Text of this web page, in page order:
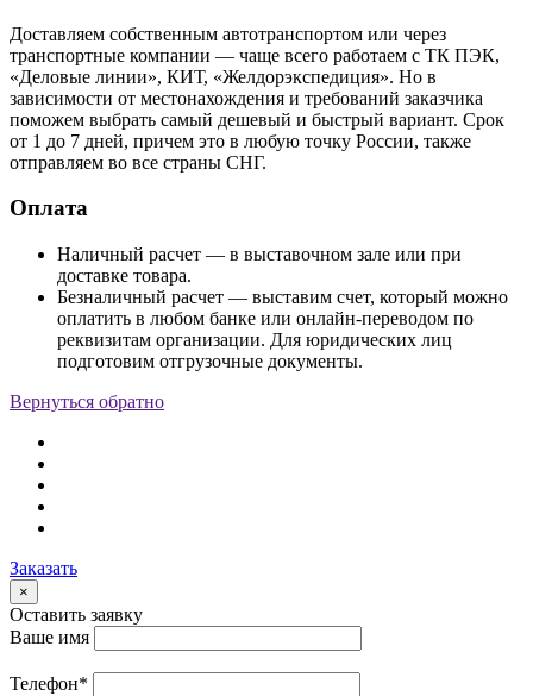
Доставляем собственным автотранспортом или через
транспортные компании — чаще всего работаем с ТК ПЭК,
«Деловые линии», КИТ, «Желдорэкспедиция». Но в
зависимости от местонахождения и требований заказчика
поможем выбрать самый дешевый и быстрый вариант. Срок
от 1 до 7 дней, причем это в любую точку России, также
отправляем во все страны СНГ.
Оплата
Наличный расчет — в выставочном зале или при
доставке товара.
Безналичный расчет — выставим счет, который можно
оплатить в любом банке или онлайн-переводом по
реквизитам организации. Для юридических лиц
подготовим отгрузочные документы.
Вернуться обратно
Заказать
×
Оставить заявку
Ваше имя
Телефон*